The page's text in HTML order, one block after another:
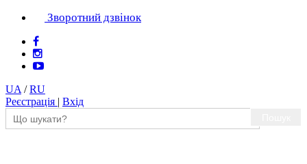
Зворотний дзвінок
UA /RU
Реєстрація | Вхід